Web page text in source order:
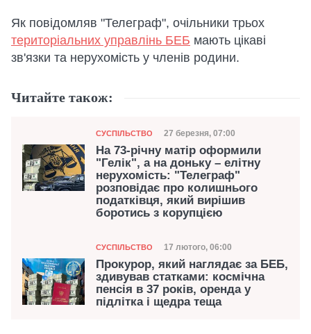
Як повідомляв "Телеграф", очільники трьох
територіальних управлінь БЕБ мають цікаві
зв'язки та нерухомість у членів родини.
Читайте також:
Категорія
СУСПІЛЬСТВО Дата публікації
27 березня, 07:00
На 73-річну матір оформили
"Гелік", а на доньку – елітну
нерухомість: "Телеграф"
розповідає про колишнього
податківця, який вирішив
боротись з корупцією
Категорія
СУСПІЛЬСТВО Дата публікації
17 лютого, 06:00
Прокурор, який наглядає за БЕБ,
здивував статками: космічна
пенсія в 37 років, оренда у
підлітка і щедра теща